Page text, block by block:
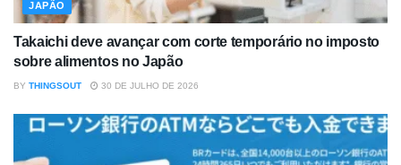
JAPÃO
Takaichi deve avançar com corte temporário no imposto
sobre alimentos no Japão
BY THINGSOUT 30 DE JULHO DE 2026